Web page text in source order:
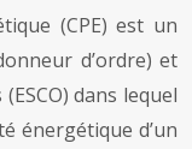
(CPE) est un
d’ordre) et
dans lequel
énergétique d’un